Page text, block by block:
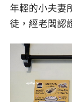
年輕的小夫妻
徒，經老闆認